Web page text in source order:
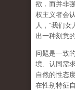
欲，而并非
权主义者会
人， “我们女
出一种刻意
问题是一致
境、认同需
自然的性态
在性别特征